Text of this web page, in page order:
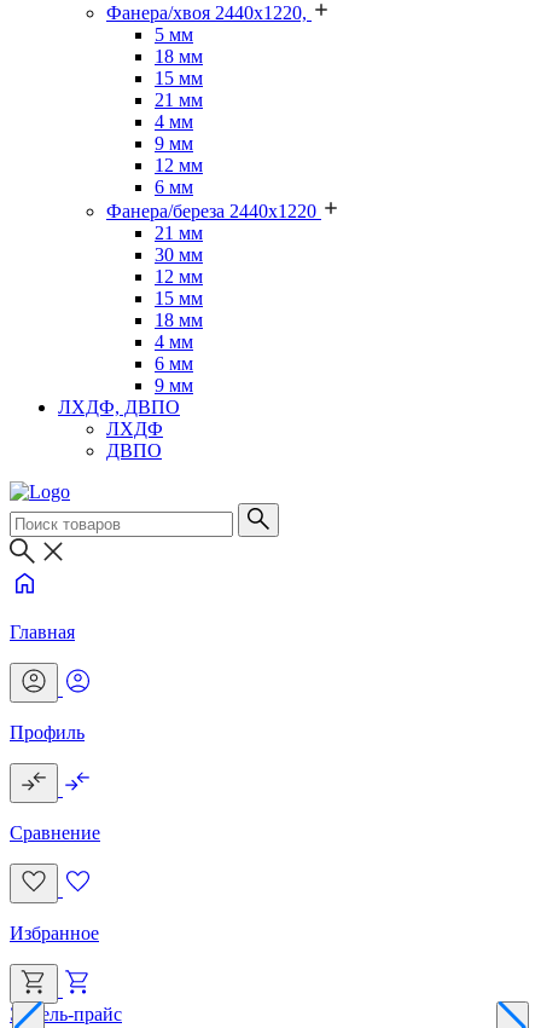
Фанера/хвоя 2440х1220,
5 мм
18 мм
15 мм
21 мм
4 мм
9 мм
12 мм
6 мм
Фанера/береза 2440х1220
21 мм
30 мм
12 мм
15 мм
18 мм
4 мм
6 мм
9 мм
ЛХДФ, ДВПО
ЛХДФ
ДВПО
Главная
Профиль
Сравнение
Избранное
Эксель-прайс